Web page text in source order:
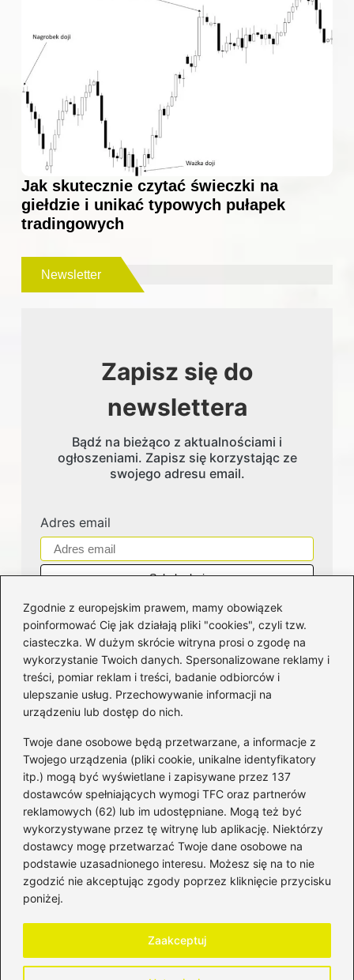
Zgodnie z europejskim prawem, mamy obowiązek
poinformować Cię jak działają pliki "cookies", czyli tzw.
ciasteczka. W dużym skrócie witryna prosi o zgodę na
wykorzystanie Twoich danych. Spersonalizowane reklamy i
treści, pomiar reklam i treści, badanie odbiorców i
ulepszanie usług. Przechowywanie informacji na
urządzeniu lub dostęp do nich.
Twoje dane osobowe będą przetwarzane, a informacje z
Twojego urządzenia (pliki cookie, unikalne identyfikatory
itp.) mogą być wyświetlane i zapisywane przez 137
dostawców spełniających wymogi TFC oraz partnerów
reklamowych (62) lub im udostępniane. Mogą też być
wykorzystywane przez tę witrynę lub aplikację. Niektórzy
dostawcy mogę przetwarzać Twoje dane osobowe na
podstawie uzasadnionego interesu. Możesz się na to nie
zgodzić nie akceptując zgody poprzez kliknięcie przycisku
poniżej.
Zaakceptuj
Jak skutecznie czytać świeczki na
giełdzie i unikać typowych pułapek
tradingowych
Newsletter
Zapisz się do
newslettera
Bądź na bieżąco z aktualnościami i
ogłoszeniami. Zapisz się korzystając ze
swojego adresu email.
Adres email
Kategorie
Bankowość (181)
Fundusze
(36)
Giełda(28)
Inwestycje(49)
Rentowność(32)
Rozliczenia(196)
Świadczenia socjalne(59)
Waluty(21)
Windykacja(49)